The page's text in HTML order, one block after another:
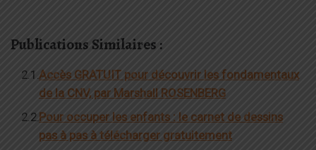
Publications Similaires :
Accès GRATUIT pour découvrir les fondamentaux
de la CNV, par Marshall ROSENBERG
Pour occuper les enfants : le carnet de dessins
pas à pas à télécharger gratuitement